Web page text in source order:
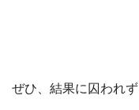
ぜひ、結果に囚われ